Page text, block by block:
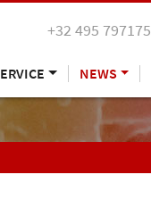
+32 495 797175
NEWS